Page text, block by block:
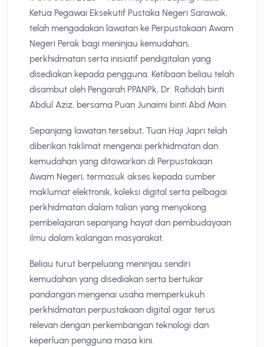
Ketua Pegawai Eksekutif Pustaka Negeri Sarawak,
telah mengadakan lawatan ke Perpustakaan Awam
Negeri Perak bagi meninjau kemudahan,
perkhidmatan serta inisiatif pendigitalan yang
disediakan kepada pengguna. Ketibaan beliau telah
disambut oleh Pengarah PPANPk, Dr. Rafidah binti
Abdul Aziz, bersama Puan Junaimi binti Abd Moin.
Sepanjang lawatan tersebut, Tuan Haji Japri telah
diberikan taklimat mengenai perkhidmatan dan
kemudahan yang ditawarkan di Perpustakaan
Awam Negeri, termasuk akses kepada sumber
maklumat elektronik, koleksi digital serta pelbagai
perkhidmatan dalam talian yang menyokong
pembelajaran sepanjang hayat dan pembudayaan
ilmu dalam kalangan masyarakat.
Beliau turut berpeluang meninjau sendiri
kemudahan yang disediakan serta bertukar
pandangan mengenai usaha memperkukuh
perkhidmatan perpustakaan digital agar terus
relevan dengan perkembangan teknologi dan
keperluan pengguna masa kini.